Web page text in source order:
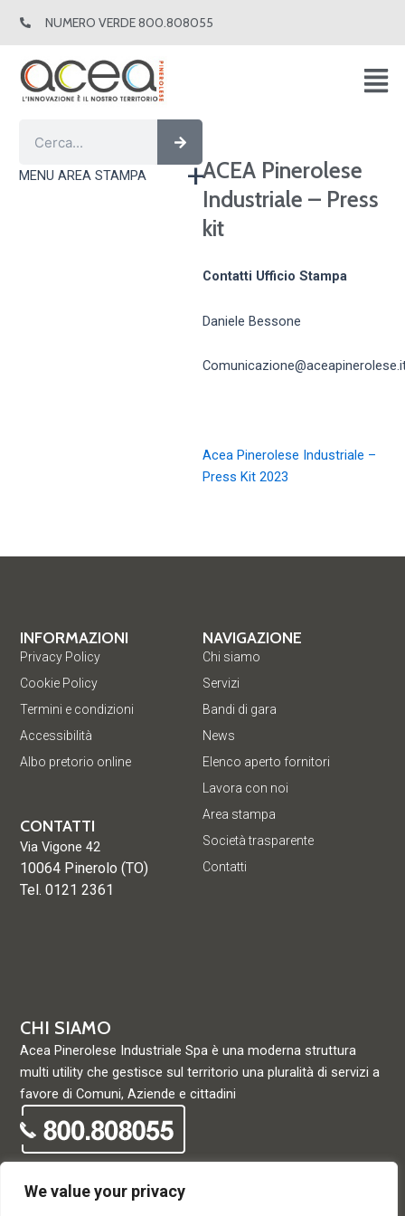
We value your privacy
NUMERO VERDE 800.808055
Cerca
MENU AREA STAMPA
ACEA Pinerolese
Industriale – Press
kit
Contatti Ufficio Stampa
Daniele Bessone
Acea Pinerolese Industriale –
Press Kit 2023
CHI SIAMO
Acea Pinerolese Industriale Spa è una moderna struttura
multi utility che gestisce sul territorio una pluralità di servizi a
favore di Comuni, Aziende e cittadini
NAVIGAZIONE
Chi siamo
Servizi
Bandi di gara
News
Elenco aperto fornitori
Lavora con noi
Area stampa
Società trasparente
Contatti
INFORMAZIONI
Privacy Policy
Cookie Policy
Termini e condizioni
Accessibilità
Albo pretorio online
CONTATTI
Via Vigone 42
10064 Pinerolo (TO)
Tel. 0121 2361